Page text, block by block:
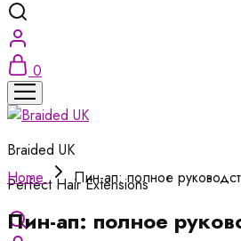
0
Braided UK
Perfect Hair Extensions
Home Пин-ап: полное
Пин-ап: полное